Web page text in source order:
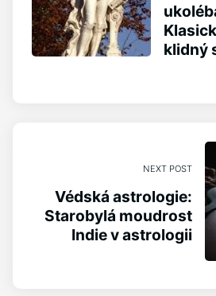
klidný
NEXT POST
Védská astrologie:
Starobylá moudrost
Indie v astrologii